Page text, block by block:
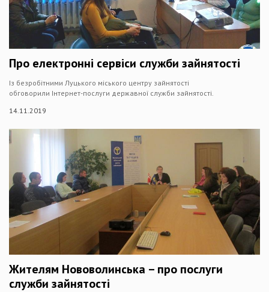
Про електронні сервіси служби зайнятості
Із безробітними Луцького міського центру зайнятості
обговорили Інтернет-послуги державної служби зайнятості.
14.11.2019
Жителям Нововолинська – про послуги
служби зайнятості